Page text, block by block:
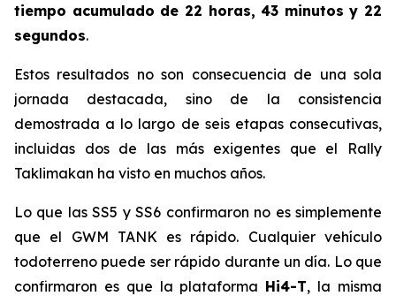
tiempo acumulado de 22 horas, 43 minutos y 22
segundos.
Estos resultados no son consecuencia de una sola
jornada destacada, sino de la consistencia
demostrada a lo largo de seis etapas consecutivas,
incluidas dos de las más exigentes que el Rally
Taklimakan ha visto en muchos años.
Lo que las SS5 y SS6 confirmaron no es simplemente
que el GWM TANK es rápido. Cualquier vehículo
todoterreno puede ser rápido durante un día. Lo que
confirmaron es que la plataforma Hi4-T, la misma